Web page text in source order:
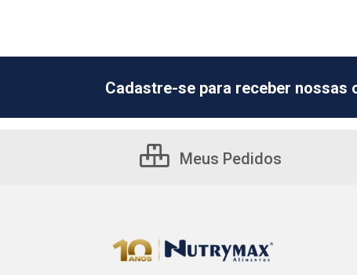
Cadastre-se para receber nossas
Meus Pedidos